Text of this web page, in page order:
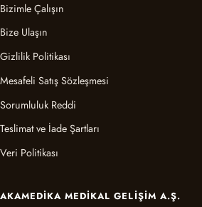
Bizimle Çalışın
Bize Ulaşın
Gizlilik Politikası
Mesafeli Satış Sözleşmesi
Sorumluluk Reddi
Teslimat ve İade Şartları
Veri Politikası
AKAMEDIKA MEDIKAL GELIŞIM A.Ş.